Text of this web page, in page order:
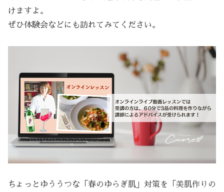
けますよ。
ぜひ体験会などにも訪れてみてください。
ちょっとゆううつな「春のゆらぎ肌」対策を「美肌作りの